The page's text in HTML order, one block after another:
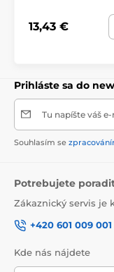
13,43 €
Prihláste sa do
Tu napíšte váš
Souhlasím se
Potrebujete
Zákaznický servis je
+420 601 009 001
Kde nás nájdete